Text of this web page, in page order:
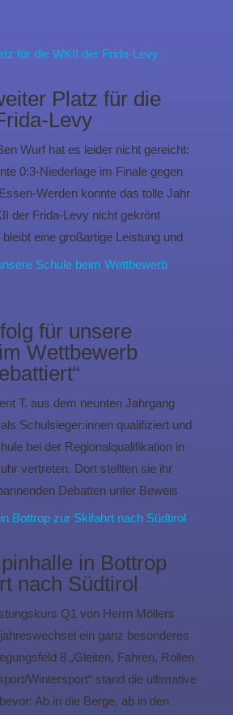
Platz für die
Levy
Wurf hat es leider nicht gereicht:
0:3-Niederlage im Finale gegen
Werden konnte das tolle Jahr
der Frida-Levy nicht gekrönt
eine großartige Leistung und
für unsere
Wettbewerb
T. aus dem neunten Jahrgang
Schulsieger:innen qualifiziert und
bei der Regionalqualifikation in
vertreten. Dort stellten sie ihr
Debatten unter Beweis
in Bottrop
nach Südtirol
Q1 von Herrn Möllers
ein ganz besonderes
8 „Gleiten, Fahren, Rollen
Wintersport“ stand die ultimative
Ab in die Berge, ab in den